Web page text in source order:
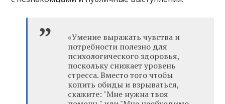
«Умение выражать чувства и
потребности полезно для
психологического здоровья,
поскольку снижает уровень
стресса. Вместо того чтобы
копить обиды и взрываться,
скажите: "Мне нужна твоя